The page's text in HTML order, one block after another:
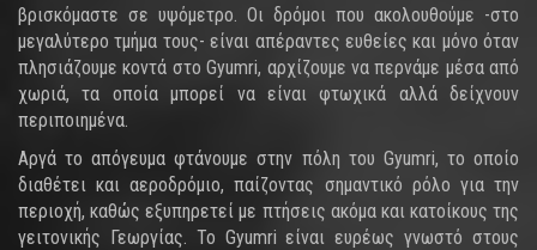
βρισκόμαστε σε υψόμετρο. Οι δρόμοι που ακολουθούμε -στο
μεγαλύτερο τμήμα τους- είναι απέραντες ευθείες και μόνο όταν
πλησιάζουμε κοντά στο Gyumri, αρχίζουμε να περνάμε μέσα από
χωριά, τα οποία μπορεί να είναι φτωχικά αλλά δείχνουν
περιποιημένα.
Αργά το απόγευμα φτάνουμε στην πόλη του Gyumri, το οποίο
διαθέτει και αεροδρόμιο, παίζοντας σημαντικό ρόλο για την
περιοχή, καθώς εξυπηρετεί με πτήσεις ακόμα και κατοίκους της
γειτονικής Γεωργίας. Το Gyumri είναι ευρέως γνωστό στους